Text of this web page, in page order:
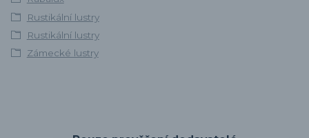
Rustikální lustry
Rustikální lustry
Zámecké lustry